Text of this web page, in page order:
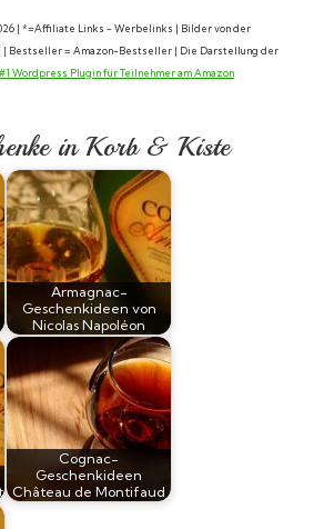
| *=Affiliate Links - Werbelinks | Bilder von der
| Bestseller = Amazon-Bestseller | Die Darstellung der
Wordpress Plugin für Teilnehmer am Amazon
in Korb & Kiste
Armagnac-
Geschenkideen von
Nicolas Napoléon
Cognac-
Geschenkideen
Château de Montifaud